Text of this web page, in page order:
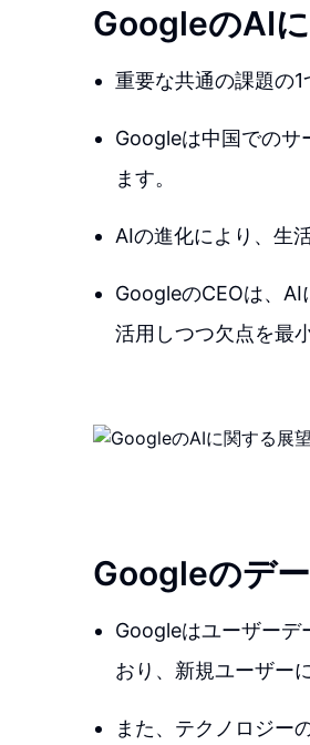
GoogleのAI
重要な共通の課題の
Googleは中国でのサ
ます。
AIの進化により、生
GoogleのCEOは、AI
活用しつつ欠点を最
Googleのデ
Googleはユーザーデ
おり、新規ユーザー
また、テクノロジー